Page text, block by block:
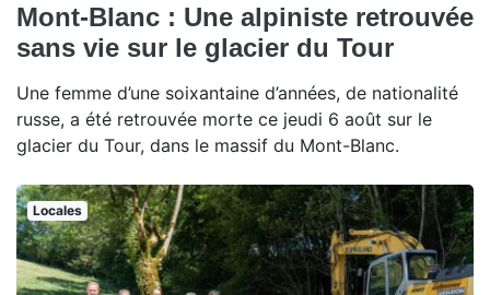
Mont-Blanc : Une alpiniste retrouvée
sans vie sur le glacier du Tour
Une femme d’une soixantaine d’années, de nationalité
russe, a été retrouvée morte ce jeudi 6 août sur le
glacier du Tour, dans le massif du Mont-Blanc.
Locales